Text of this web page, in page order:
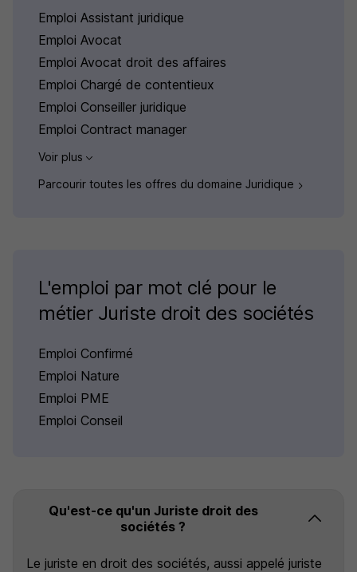
Emploi Assistant juridique
Emploi Avocat
Emploi Avocat droit des affaires
Emploi Chargé de contentieux
Emploi Conseiller juridique
Emploi Contract manager
Voir plus
Parcourir toutes les offres du domaine Juridique
L'emploi par mot clé pour le
métier Juriste droit des sociétés
Emploi Confirmé
Emploi Nature
Emploi PME
Emploi Conseil
Qu'est-ce qu'un Juriste droit des
sociétés ?
Le juriste en droit des sociétés, aussi appelé juriste